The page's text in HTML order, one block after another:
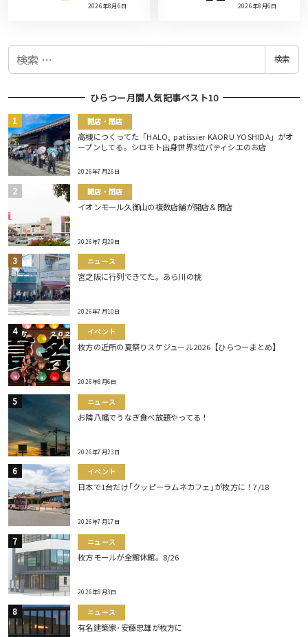
2026年8月6日 2026年8月6日
検
検索
ひらつー月間人気記事ベスト10
開店・閉店
高槻につくってた「HALO, patissier KAORU YOSHIDA」がオ
ープンしてる。シロモト出身世界3位パティシエのお店
2026年7月26日
開店・閉店
イオンモール久御山の複数店舗が開店＆閉店
2026年7月29日
ニュース
宮之阪に行列できてた。あら川の桃
2026年7月10日
イベント
枚方の近所の夏祭りスケジュール2026【ひらつーまとめ】
2026年8月6日
ニュース
お隣八幡でうなぎ食べ放題やってる！
2026年7月23日
イベント
日本で1台だけ｢クッピーラムネカフェ｣が枚方に！7/18
2026年7月17日
ニュース
枚方モールが全館休館。8/26
2026年8月3日
ニュース
有名建築家･安藤忠雄が枚方に